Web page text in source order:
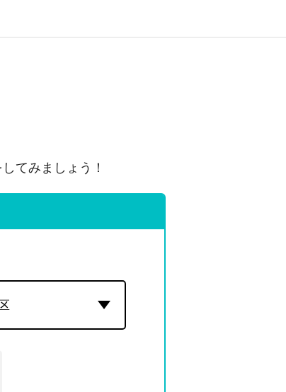
てみましょう！